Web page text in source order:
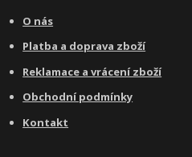
O nás
Platba a doprava zboží
Reklamace a vrácení zboží
Obchodní podmínky
Kontakt